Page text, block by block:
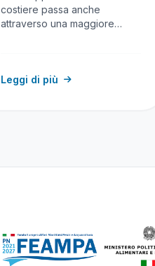
costiere passa anche
attraverso una maggiore
Leggi di più